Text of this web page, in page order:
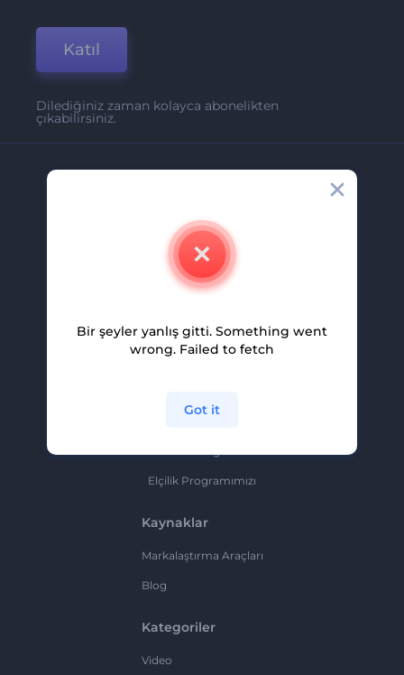
Katıl
Dilediğiniz zaman kolayca abonelikten
çıkabilirsiniz.
İletişim
Kariyer
Ortaklık Programı
Elçilik Programımızı
Kaynaklar
Markalaştırma Araçları
Blog
Kategoriler
Video
Bir şeyler yanlış gitti. Something went
wrong. Failed to fetch
Got it